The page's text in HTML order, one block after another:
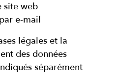
site web
e-mail
légales et la
des données
séparément